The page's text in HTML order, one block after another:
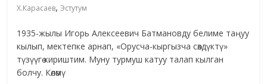
Х.Карасаев,Эстутум
1935-жылы Игорь Алексеевич Батмановду белиме таңуу
кылып, мектепке арнап, «Орусча-кыргызча сөздүктү»
түзүүгө кириштим. Муну турмуш катуу талап кылган
болчу. Көлөмү